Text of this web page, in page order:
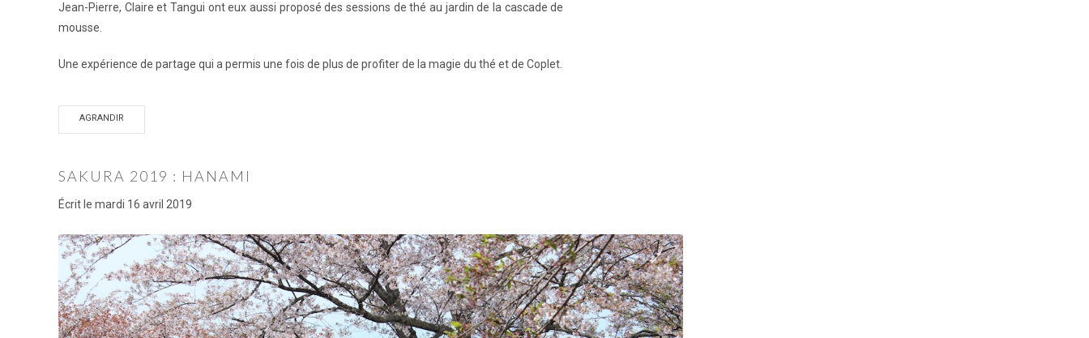
Jean-Pierre, Claire et Tangui ont eux aussi proposé des sessions de thé au jardin de la cascade de
mousse.
Une expérience de partage qui a permis une fois de plus de profiter de la magie du thé et de Coplet.
AGRANDIR
SAKURA 2019 : HANAMI
Écrit le mardi 16 avril 2019